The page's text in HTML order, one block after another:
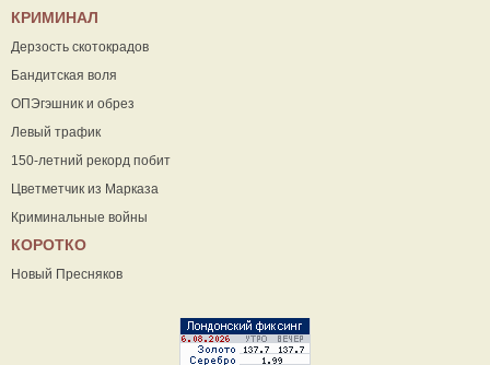
КРИМИНАЛ
Дерзость скотокрадов
Бандитская воля
ОПЭгэшник и обрез
Левый трафик
150-летний рекорд побит
Цветметчик из Марказа
Криминальные войны
КОРОТКО
Новый Пресняков